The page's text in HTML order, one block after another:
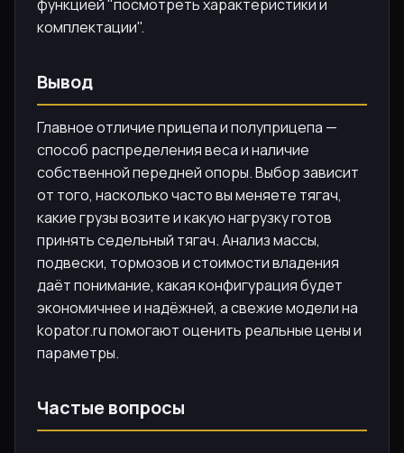
функцией "посмотреть характеристики и
комплектации".
Вывод
Главное отличие прицепа и полуприцепа —
способ распределения веса и наличие
собственной передней опоры. Выбор зависит
от того, насколько часто вы меняете тягач,
какие грузы возите и какую нагрузку готов
принять седельный тягач. Анализ массы,
подвески, тормозов и стоимости владения
даёт понимание, какая конфигурация будет
экономичнее и надёжней, а свежие модели на
kopator.ru помогают оценить реальные цены и
параметры.
Частые вопросы